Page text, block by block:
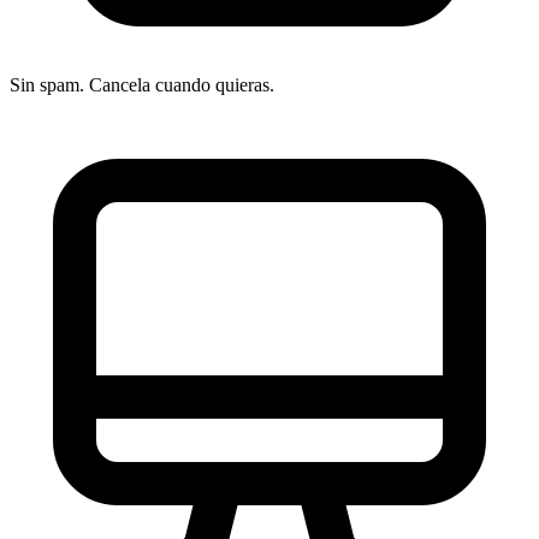
Sin spam. Cancela cuando quieras.